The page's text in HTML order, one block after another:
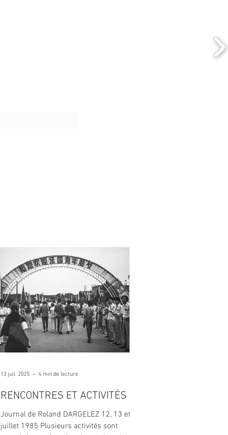
RENCONTRES ET ACTIVITÉS
Journal de Roland DARGELEZ 12, 13 et 14
juillet 1985 Plusieurs activités sont
13 juil. 2025 4 min de lecture